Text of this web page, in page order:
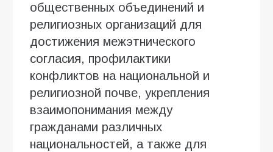
общественных объединений и
религиозных организаций для
достижения межэтнического
согласия, профилактики
конфликтов на национальной и
религиозной почве, укрепления
взаимопонимания между
гражданами различных
национальностей, а также для